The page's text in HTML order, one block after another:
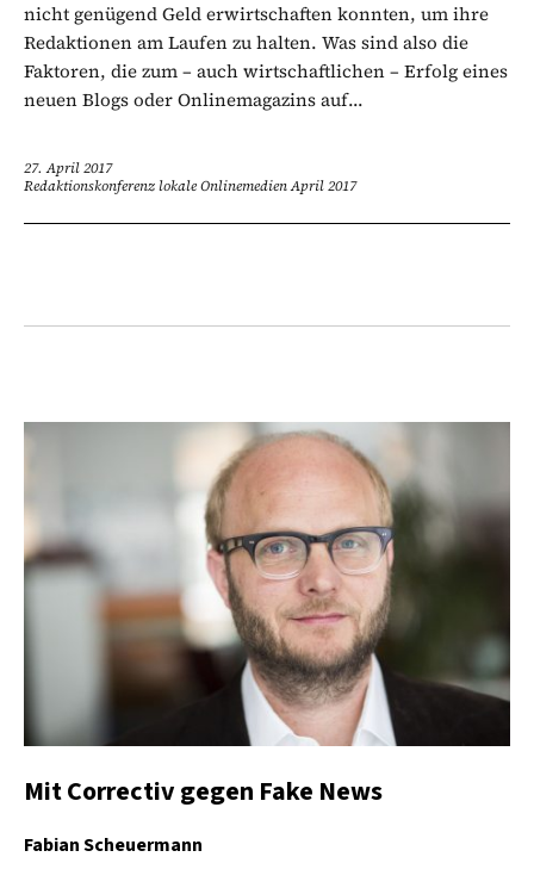
nicht genügend Geld erwirtschaften konnten, um ihre
Redaktionen am Laufen zu halten. Was sind also die
Faktoren, die zum – auch wirtschaftlichen – Erfolg eines
neuen Blogs oder Onlinemagazins auf...
27. April 2017
Redaktionskonferenz lokale Onlinemedien April 2017
Mit Correctiv gegen Fake News
Fabian Scheuermann